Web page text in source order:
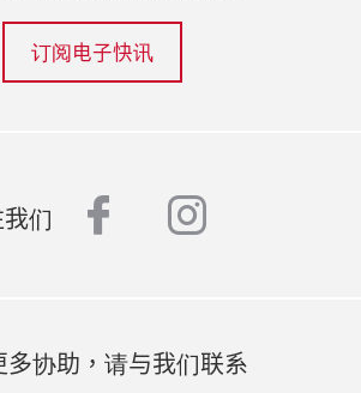
订阅电子快讯
们 facebook
多协助，请与我们联系